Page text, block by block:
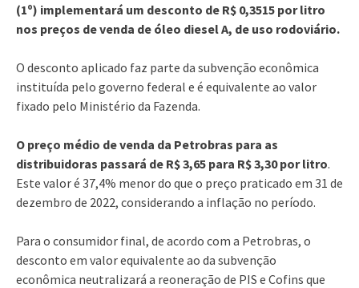
(1º) implementará um desconto de R$ 0,3515 por litro
nos preços de venda de óleo diesel A, de uso rodoviário.
O desconto aplicado faz parte da subvenção econômica
instituída pelo governo federal e é equivalente ao valor
fixado pelo Ministério da Fazenda.
O preço médio de venda da Petrobras para as
distribuidoras passará de R$ 3,65 para R$ 3,30 por litro.
Este valor é 37,4% menor do que o preço praticado em 31 de
dezembro de 2022, considerando a inflação no período.
Para o consumidor final, de acordo com a Petrobras, o
desconto em valor equivalente ao da subvenção
econômica neutralizará a reoneração de PIS e Cofins que